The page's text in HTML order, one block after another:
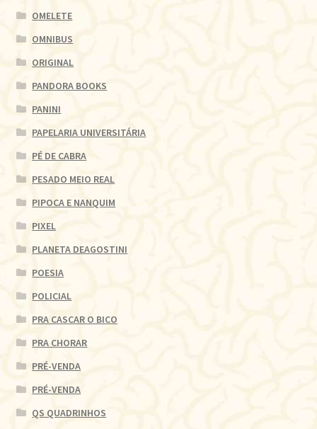
OMELETE
OMNIBUS
ORIGINAL
PANDORA BOOKS
PANINI
PAPELARIA UNIVERSITÁRIA
PÉ DE CABRA
PESADO MEIO REAL
PIPOCA E NANQUIM
PIXEL
PLANETA DEAGOSTINI
POESIA
POLICIAL
PRA CASCAR O BICO
PRA CHORAR
PRÉ-VENDA
PRÉ-VENDA
QS QUADRINHOS